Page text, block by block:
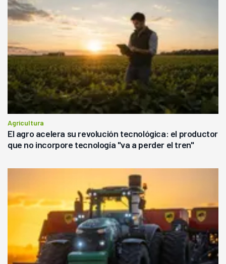
Agricultura
El agro acelera su revolución tecnológica: el productor
que no incorpore tecnología "va a perder el tren"